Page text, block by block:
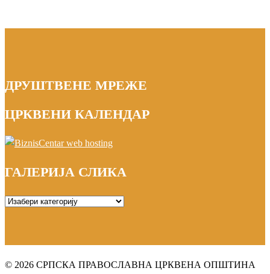
ДРУШТВЕНЕ МРЕЖЕ
ЦРКВЕНИ КАЛЕНДАР
ГАЛЕРИЈА СЛИКА
ГАЛЕРИЈА
© 2026 СРПСКА ПРАВОСЛАВНА ЦРКВЕНА ОПШТИНА